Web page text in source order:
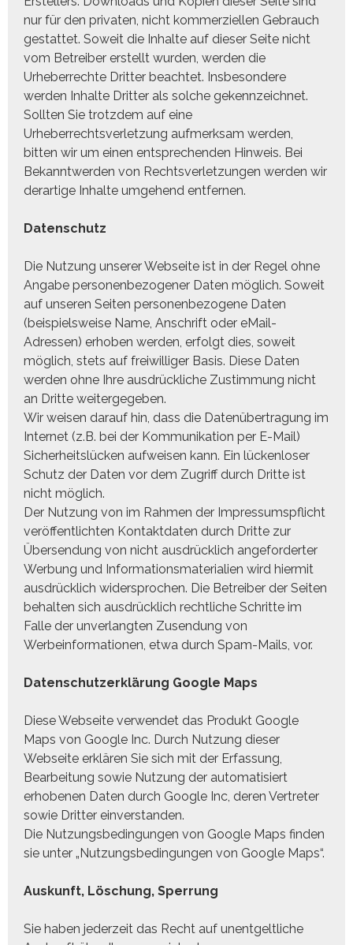
nur für den privaten, nicht kommerziellen Gebrauch
gestattet. Soweit die Inhalte auf dieser Seite nicht
vom Betreiber erstellt wurden, werden die
Urheberrechte Dritter beachtet. Insbesondere
werden Inhalte Dritter als solche gekennzeichnet.
Sollten Sie trotzdem auf eine
Urheberrechtsverletzung aufmerksam werden,
bitten wir um einen entsprechenden Hinweis. Bei
Bekanntwerden von Rechtsverletzungen werden wir
derartige Inhalte umgehend entfernen.
Datenschutz
Die Nutzung unserer Webseite ist in der Regel ohne
Angabe personenbezogener Daten möglich. Soweit
auf unseren Seiten personenbezogene Daten
(beispielsweise Name, Anschrift oder eMail-
Adressen) erhoben werden, erfolgt dies, soweit
möglich, stets auf freiwilliger Basis. Diese Daten
werden ohne Ihre ausdrückliche Zustimmung nicht
an Dritte weitergegeben.
Wir weisen darauf hin, dass die Datenübertragung im
Internet (z.B. bei der Kommunikation per E-Mail)
Sicherheitslücken aufweisen kann. Ein lückenloser
Schutz der Daten vor dem Zugriff durch Dritte ist
nicht möglich.
Der Nutzung von im Rahmen der Impressumspflicht
veröffentlichten Kontaktdaten durch Dritte zur
Übersendung von nicht ausdrücklich angeforderter
Werbung und Informationsmaterialien wird hiermit
ausdrücklich widersprochen. Die Betreiber der Seiten
behalten sich ausdrücklich rechtliche Schritte im
Falle der unverlangten Zusendung von
Werbeinformationen, etwa durch Spam-Mails, vor.
Datenschutzerklärung Google Maps
Diese Webseite verwendet das Produkt Google
Maps von Google Inc. Durch Nutzung dieser
Webseite erklären Sie sich mit der Erfassung,
Bearbeitung sowie Nutzung der automatisiert
erhobenen Daten durch Google Inc, deren Vertreter
sowie Dritter einverstanden.
Die Nutzungsbedingungen von Google Maps finden
sie unter „Nutzungsbedingungen von Google Maps“.
Auskunft, Löschung, Sperrung
Sie haben jederzeit das Recht auf unentgeltliche